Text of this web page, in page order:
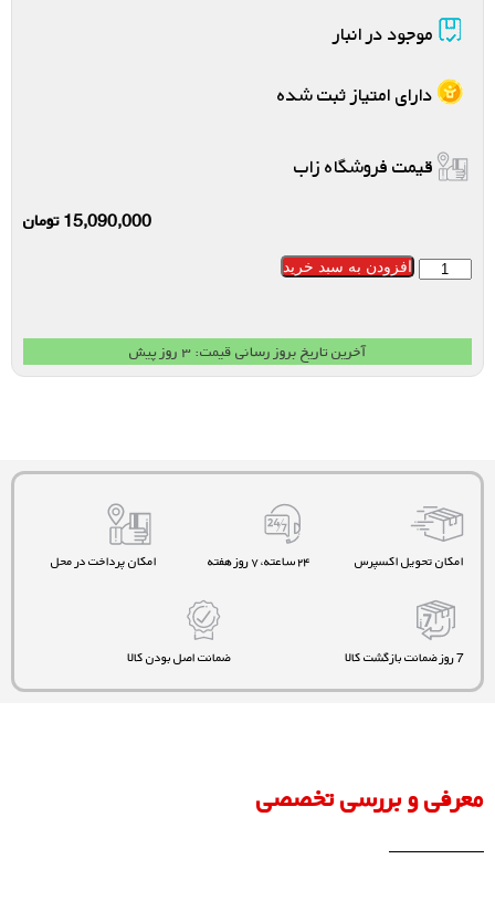
موجود در انبار
دارای امتیاز ثبت شده
قیمت فروشگاه زاب
15,090,000تومان
افزودن به سبد خرید
آخرین تاریخ بروز رسانی قیمت: ۳ روز پیش
امکان تحویل اکسپرس ۲۴ ساعته، ۷ روز هفته امکان پرداخت در محل
7 روز ضمانت بازگشت کالا ضمانت اصل بودن کالا
معرفی و بررسی تخصصی